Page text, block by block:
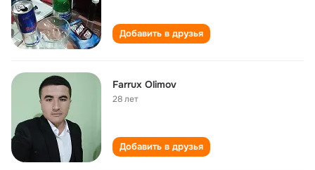
Добавить в друзья
Farrux Olimov
28 лет
Добавить в друзья